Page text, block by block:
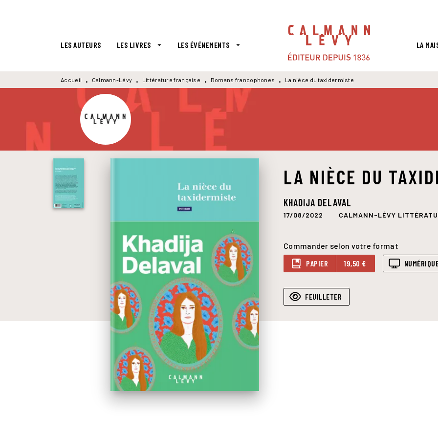
LES AUTEURS LES LIVRES arrow_drop_down LES ÉVÉNEMENTS arrow_drop_down LA
Accueil • Calmann-Lévy • Littérature française • Romans francophones • La nièce du taxidermiste
LA NIÈCE DU
KHADIJA DELAVAL
17/08/2022 CALMANN-LÉVY
Commander selon votre format
PAPIER
19,50 €
FEUILLETER